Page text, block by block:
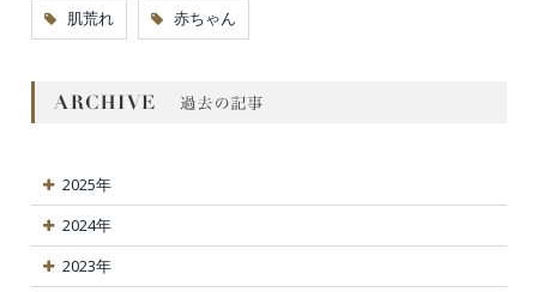
肌荒れ 赤ちゃん
2025年
2024年
2023年